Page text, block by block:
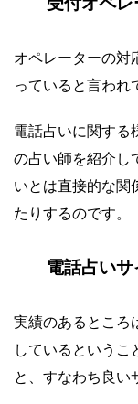
オペレーターの対
っていると言われ
電話占いに関する
の占い師を紹介し
いとは直接的な関
たりするのです。
電話占い
実績のあるところ
しているというこ
と、すなわち良い